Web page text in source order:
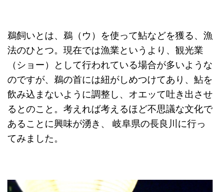
鵜飼いとは、鵜（ウ）を使って鮎などを獲る、漁
法のひとつ。現在では漁業というより、観光業
（ショー）として行われている場合が多いような
のですが、鵜の首には紐がしめつけてあり、鮎を
飲み込まないように調整し、オエッて吐き出させ
るとのこと。考えれば考えるほど不思議な文化で
あることに興味が湧き、 岐阜県の長良川に行っ
てみました。